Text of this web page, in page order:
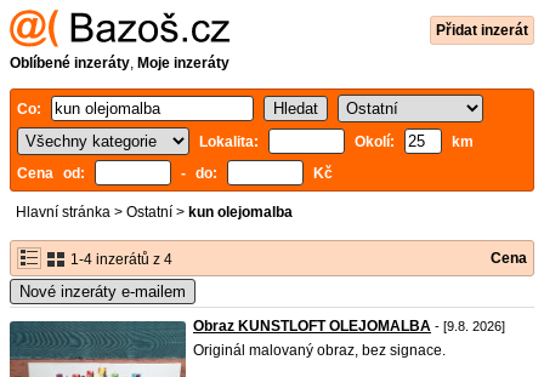
Přidat inzerát
Oblíbené inzeráty, Moje inzeráty
Co:
Lokalita:
Okolí:
km
Cena od:
- do: Kč
Hlavní stránka > Ostatní > kun olejomalba
1-4 inzerátů z 4 Cena
Nové inzeráty e-mailem
Obraz KUNSTLOFT OLEJOMALBA - [9.8. 2026]
Originál malovaný obraz, bez signace.